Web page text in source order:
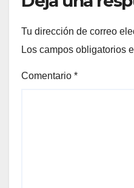
Tu dirección de correo
Los campos obligatorios
Comentario *